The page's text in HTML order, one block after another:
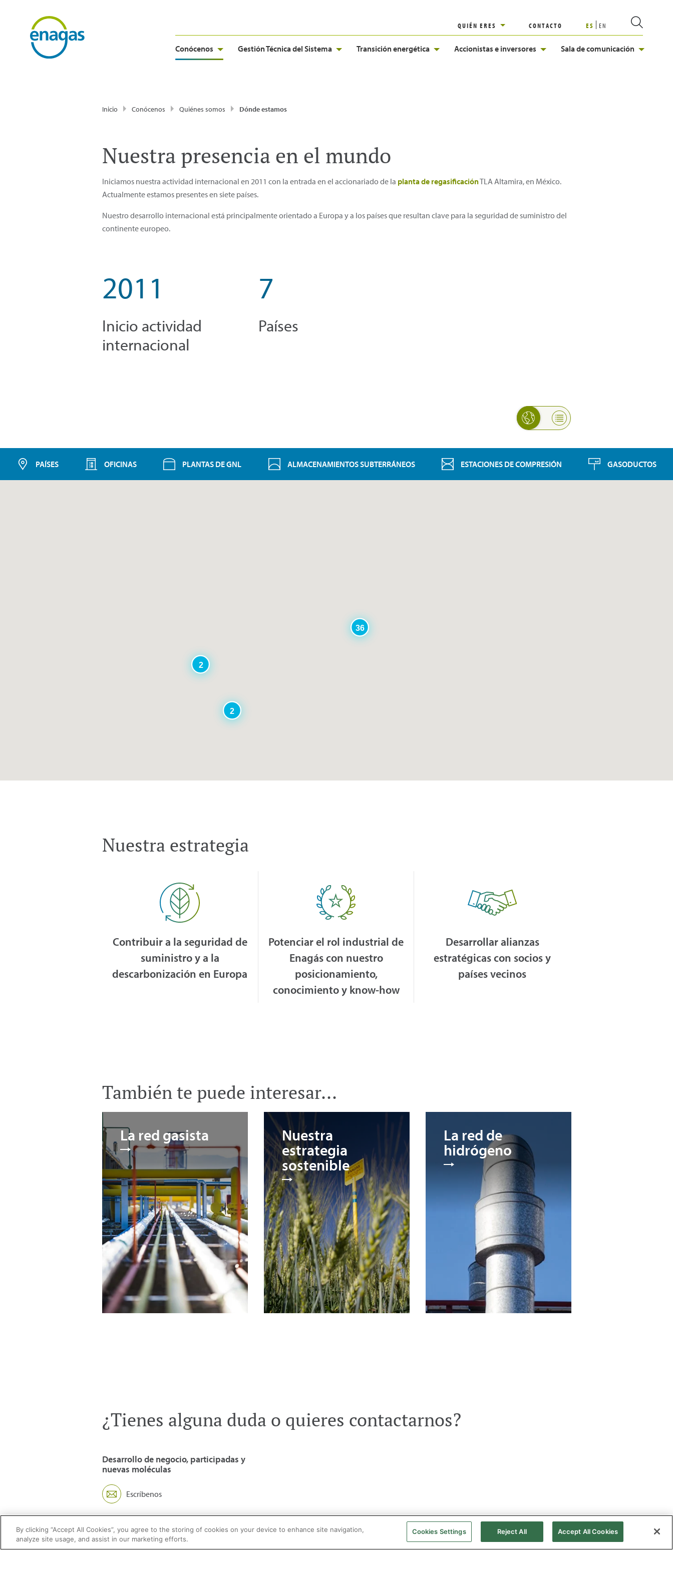
QUIÉN ERES CONTACTO ES EN
Conócenos Gestión Técnica del Sistema Transición energética Accionistas e inversores Sala de comunicación
Inicio Conócenos Quiénes somos Dónde estamos
Nuestra presencia en el mundo
Iniciamos nuestra actividad internacional en 2011 con la entrada en el accionariado de la planta de regasificaciónTLA Altamira, en México.
Actualmente estamos presentes en siete países.
Nuestro desarrollo internacional está principalmente orientado a Europa y a los países que resultan clave para la seguridad de suministro del
continente europeo.
2011
Inicio actividad
internacional
7
Países
PAÍSES OFICINAS PLANTAS DE GNL ALMACENAMIENTOS SUBTERRÁNEOS ESTACIONES DE COMPRESIÓN GASODUCTOS
36
2
2
Nuestra estrategia
Contribuir a la seguridad de
suministro y a la
descarbonización en Europa
Potenciar el rol industrial de
Enagás con nuestro
posicionamiento,
conocimiento y know-how
Desarrollar alianzas
estratégicas con socios y
países vecinos
También te puede interesar...
La red gasista Nuestra
estrategia
sostenible
La red de
hidrógeno
¿Tienes alguna duda o quieres contactarnos?
Desarrollo de negocio, participadas y
nuevas moléculas
Escríbenos
By clicking “Accept All Cookies”, you agree to the storing of cookies on your device to enhance site navigation,
analyze site usage, and assist in our marketing efforts.
Cookies Settings Reject All Accept All Cookies